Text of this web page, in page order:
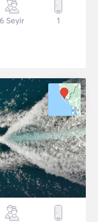
6 Seyir 1